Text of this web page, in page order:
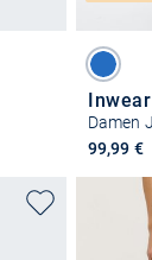
Inwear
99,99 €